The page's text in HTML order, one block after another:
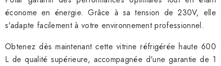
économe en énergie. Grâce à sa tension de 230V, elle
s'adapte facilement à votre environnement professionnel.
Obtenez dès maintenant cette vitrine réfrigérée haute 600
L de qualité supérieure, accompagnée d'une garantie de 1